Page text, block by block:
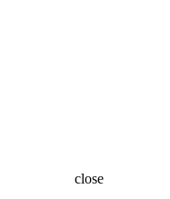
close